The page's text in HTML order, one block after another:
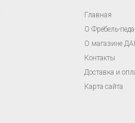
Главная
О Фрёбель-
О магазине
Контакты
Доставка и
Карта сайта